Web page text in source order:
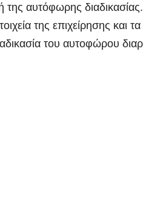
αυτόφωρης διαδικασίας.
της επιχείρησης και τα
του αυτοφώρου